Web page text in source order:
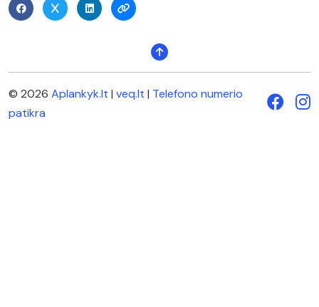
© 2026 Aplankyk.lt | veq.lt | Telefono numerio
patikra